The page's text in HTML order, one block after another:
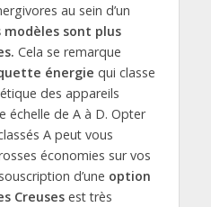
au sein d’un
sont plus
Cela se remarque
énergie qui classe
des appareils
échelle de A à D. Opter
A peut vous
économies sur vos
d’une option
Creusesest très